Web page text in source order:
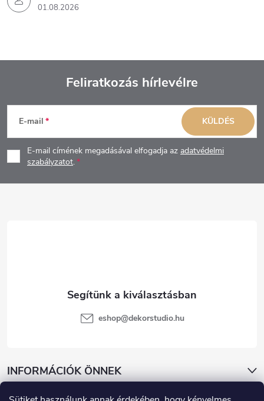
01.08.2026
L
á
b
Feliratkozás hírlevélre
E-mail
E-mail címének megadásával elfogadja az adatvédelmi
szabályzatot.
KÜLDÉS
INFORMÁCIÓK ÖNNEK
eshop@dekorstudio.hu